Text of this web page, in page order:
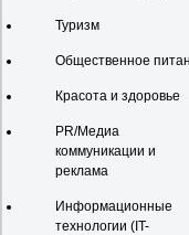
Туризм
Общественное
Красота и здоровье
PR/Медиа
коммуникации и
реклама
Информационные
технологии (IT-